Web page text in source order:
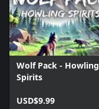
Wolf Pack - Howling
Spirits
USD$9.99